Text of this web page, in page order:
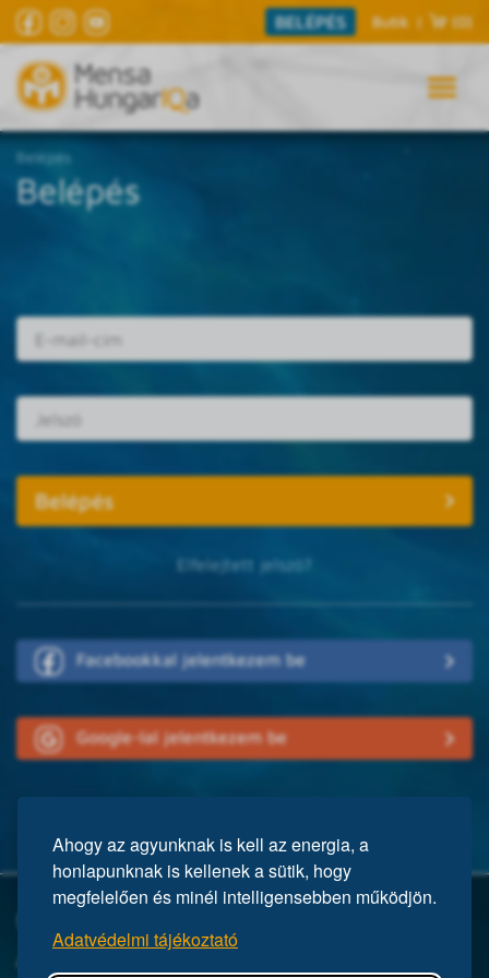
Ahogy az agyunknak is kell az energia, a
honlapunknak is kellenek a sütik, hogy
megfelelően és minél intelligensebben működjön.
Adatvédelmi tájékoztató
BELÉPÉS Butik | (0)
Belépés
Belépés
Elfelejtett jelszó?
Facebookkal jelentkezem be
Google-lal jelentkezem be
A Mensa egy nemzetközi egyesület, közel 150 ezer taggal a világ